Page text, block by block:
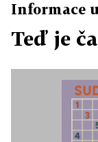
Informace
Teď je